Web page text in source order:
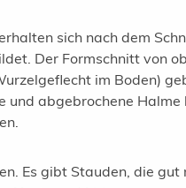
sich nach dem
Der Formschnitt von
im Boden)
abgebrochene
Es gibt Stauden, die